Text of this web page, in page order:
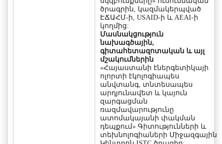
ծրագրին, կազմակերպված
ԷՃԱՀՄ-ի, USAID-ի և AEAI-ի
կողմից:
Մասնակցություն
նախագծային,
գիտահետազոտական և այլ
մշակումներին
«Հայաստանի էներգետիկայի
ոլորտի էկոլոգիապես
անվտանգ, տնտեսապես
արդյունավետ և կայուն
զարգացման
ռազմավարությունը
ատոմակայանի փակման
դեպքում» Գիտությունների և
տեխնոլոգիաների Միջազգային